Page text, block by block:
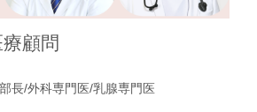
顧問
長/外科専門医/乳腺専門医